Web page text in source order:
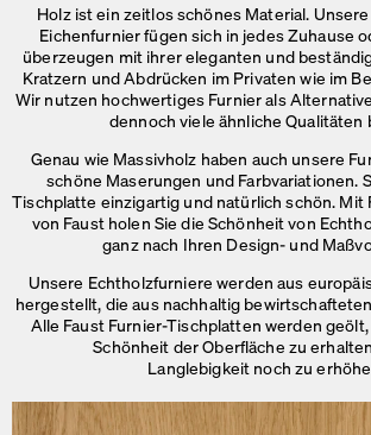
Holz ist ein zeitlos schönes Material.
Eichenfurnier fügen sich in jedes Zuhause
überzeugen mit ihrer eleganten und
Kratzern und Abdrücken im Privaten wie im
Wir nutzen hochwertiges Furnier als
dennoch viele ähnlicheQualitäten
Genau wie Massivholz haben auch unsere
schöne Maserungen und Farbvariationen.
Tischplatte einzigartig und natürlich schön. Mit
von Faust holen Sie die Schönheit von
ganz nach Ihren Design- und
Unsere Echtholzfurniere werden aus
hergestellt, die aus nachhaltig
Alle Faust Furnier-Tischplatten werden
Schönheit der Oberfläche zu
Langlebigkeit noch zu